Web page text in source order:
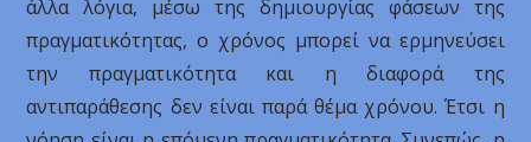
άλλα λόγια, μέσω της δημιουργίας φάσεων της
πραγματικότητας, ο χρόνος μπορεί να ερμηνεύσει
την πραγματικότητα και η διαφορά της
αντιπαράθεσης δεν είναι παρά θέμα χρόνου. Έτσι η